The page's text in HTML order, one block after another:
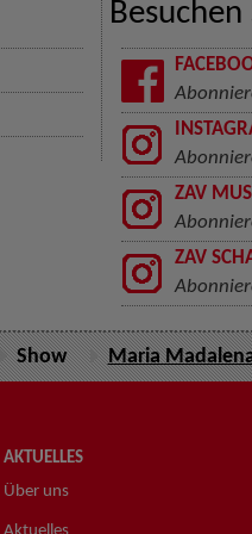
Besuchen
ZAV
ZAV
Show Maria
AKTUELLES
Über uns